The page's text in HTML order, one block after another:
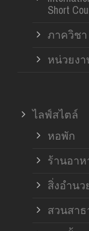
Short
ภาควิชา
หน่วยง
ไลฟ์สไตล์
หอพัก
ร้านอา
สิ่งอำน
สวนสา